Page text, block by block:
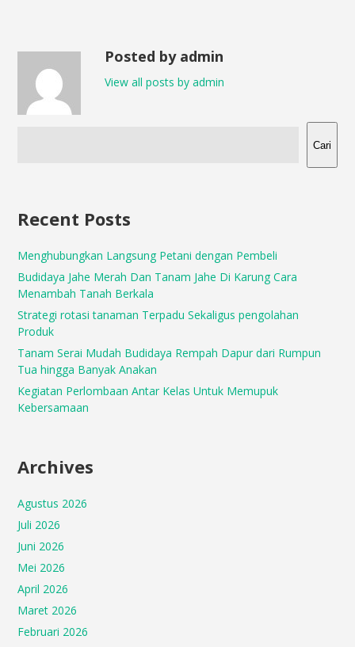
Posted by admin
View all posts by admin
Cari
Recent Posts
Menghubungkan Langsung Petani dengan Pembeli
Budidaya Jahe Merah Dan Tanam Jahe Di Karung Cara
Menambah Tanah Berkala
Strategi rotasi tanaman Terpadu Sekaligus pengolahan
Produk
Tanam Serai Mudah Budidaya Rempah Dapur dari Rumpun
Tua hingga Banyak Anakan
Kegiatan Perlombaan Antar Kelas Untuk Memupuk
Kebersamaan
Archives
Agustus 2026
Juli 2026
Juni 2026
Mei 2026
April 2026
Maret 2026
Februari 2026